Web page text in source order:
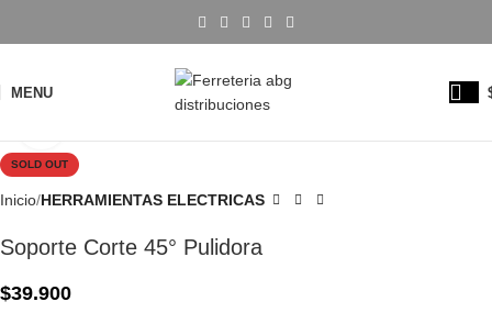
MENU
SOLD OUT
Inicio HERRAMIENTAS ELECTRICAS
Soporte Corte 45° Pulidora
$39.900